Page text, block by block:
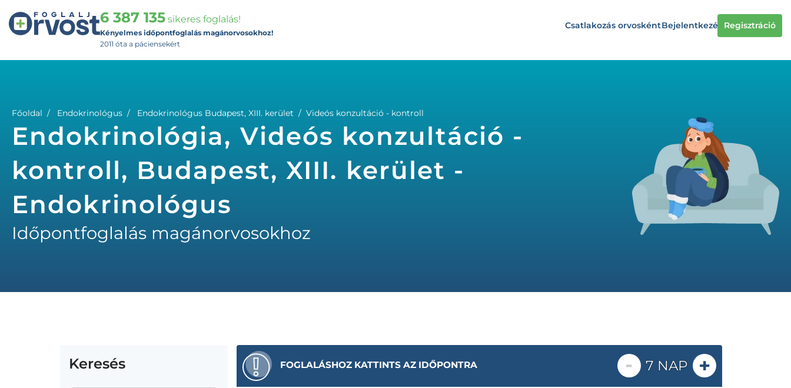
6 387 135 sikeres foglalás!
Kényelmes időpontfoglalás magánorvosokhoz!
2011 óta a páciensekért
Csatlakozás orvoskéntBejelentkezés Regisztráció
Főoldal Endokrinológus Endokrinológus Budapest, XIII. kerület Videós konzultáció - kontroll
Endokrinológia, Videós konzultáció -
kontroll, Budapest, XIII. kerület -
Endokrinológus
Időpontfoglalás magánorvosokhoz
Keresés FOGLALÁSHOZ KATTINTS AZ IDŐPONTRA - 7 NAP +